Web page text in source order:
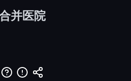
并医院